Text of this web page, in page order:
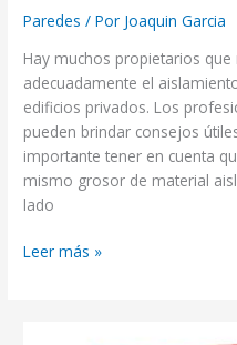
Paredes / Por Joaquin Garcia
Hay muchos propietarios
adecuadamente el
edificios privados. Los
pueden brindar consejos
importante tener en cuenta
mismo grosor de material
lado
Leer más »